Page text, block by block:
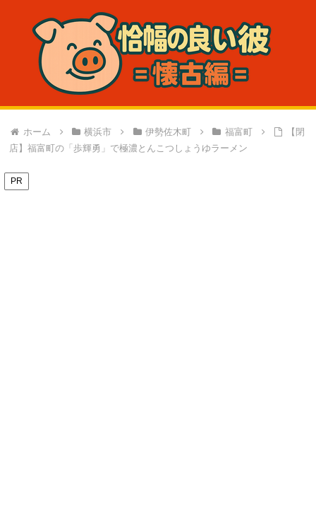
ホーム 横浜市 伊勢佐木町 福富町
【閉
店】福富町の「歩輝勇」で極濃とんこつしょうゆラーメン
PR